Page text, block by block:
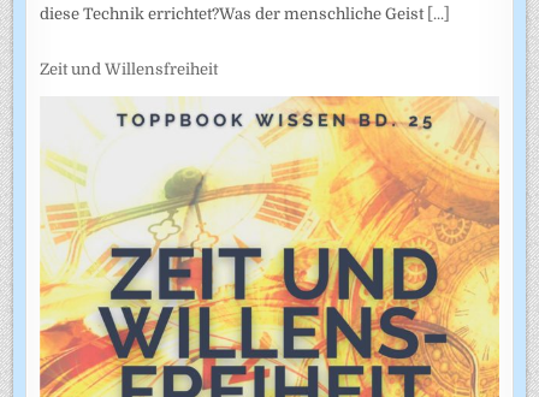
diese Technik errichtet?Was der menschliche Geist [...]
Zeit und Willensfreiheit